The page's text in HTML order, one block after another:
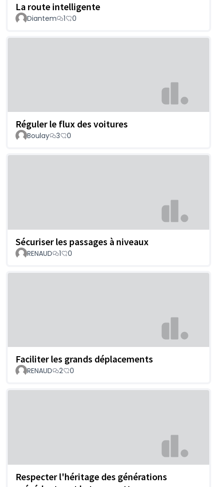
La route intelligente
Diantem 1 0
Réguler le flux des voitures
Boulay 3 0
Sécuriser les passages à niveaux
RENAUD 1 0
Faciliter les grands déplacements
RENAUD 2 0
Respecter l'héritage des générations